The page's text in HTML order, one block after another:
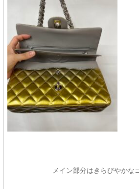
メイン部分はきらびやかな